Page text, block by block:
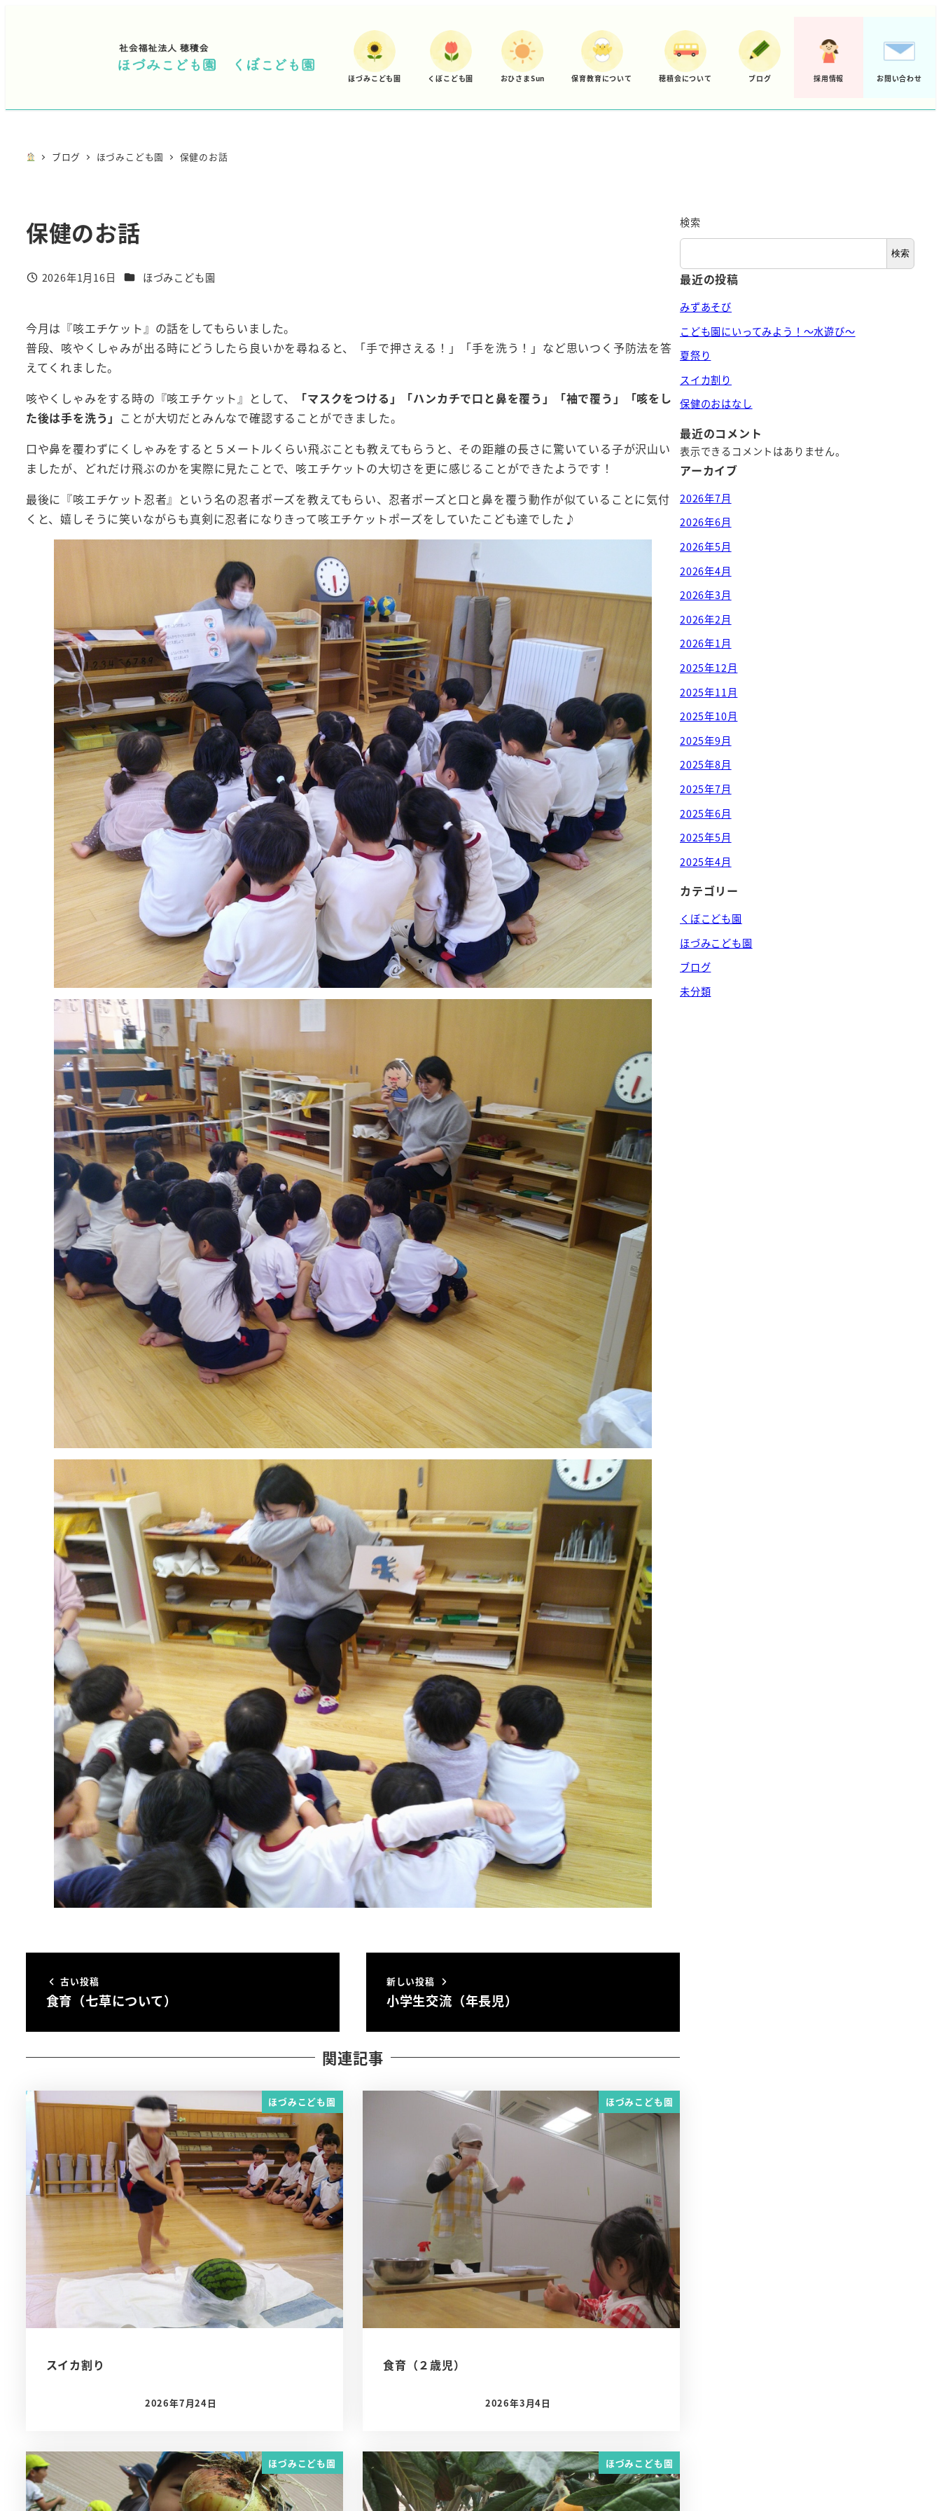
テ
ほづみこども園 くぼこども園 おひさまSun 保育教育について 穂積会について ブログ 採用情報 お問い合わせ
ブログ ほづみこども園 保健のお話
保健のお話
投稿日
2026年1月16日 カテゴリー
ほづみこども園
今月は『咳エチケット』の話をしてもらいました。
普段、咳やくしゃみが出る時にどうしたら良いかを尋ねると、「手で押さえる！」「手を洗う！」など思いつく予防法を答
えてくれました。
咳やくしゃみをする時の『咳エチケット』として、
「マスクをつける」「ハンカチで口と鼻を覆う」「袖で覆う」「咳をし
た後は手を洗う」 ことが大切だとみんなで確認することができました。
口や鼻を覆わずにくしゃみをすると５メートルくらい飛ぶことも教えてもらうと、その距離の長さに驚いている子が沢山い
ましたが、どれだけ飛ぶのかを実際に見たことで、咳エチケットの大切さを更に感じることができたようです！
最後に『咳エチケット忍者』という名の忍者ポーズを教えてもらい、忍者ポーズと口と鼻を覆う動作が似ていることに気付
くと、嬉しそうに笑いながらも真剣に忍者になりきって咳エチケットポーズをしていたこども達でした♪
古い投稿
食育（七草について）
新しい投稿
小学生交流（年長児）
関連記事
ほづみこども園
スイカ割り
投稿日
2026年7月24日
ほづみこども園
食育（２歳児）
投稿日
2026年3月4日
ほづみこども園 ほづみこども園
検索
検索
最近の投稿
みずあそび
こども園にいってみよう！～水遊び～
夏祭り
スイカ割り
保健のおはなし
最近のコメント
表示できるコメントはありません。
アーカイブ
2026年7月
2026年6月
2026年5月
2026年4月
2026年3月
2026年2月
2026年1月
2025年12月
2025年11月
2025年10月
2025年9月
2025年8月
2025年7月
2025年6月
2025年5月
2025年4月
カテゴリー
くぼこども園
ほづみこども園
ブログ
未分類